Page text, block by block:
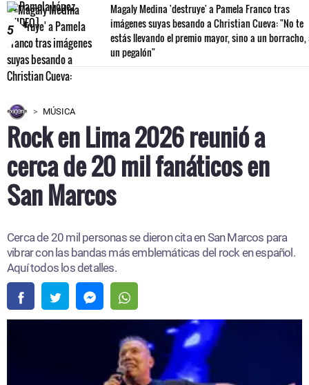
5
Magaly Medina 'destruye' a Pamela Franco tras
imágenes suyas besando a Christian Cueva: "No te
estás llevando el premio mayor, sino a un borracho,
un pegalón"
MÚSICA
Rock en Lima 2026 reunió a
cerca de 20 mil fanáticos en
San Marcos
Cerca de 20 mil personas se dieron cita en San Marcos para
vibrar con las bandas más emblemáticas del rock en español.
Aquí todos los detalles.